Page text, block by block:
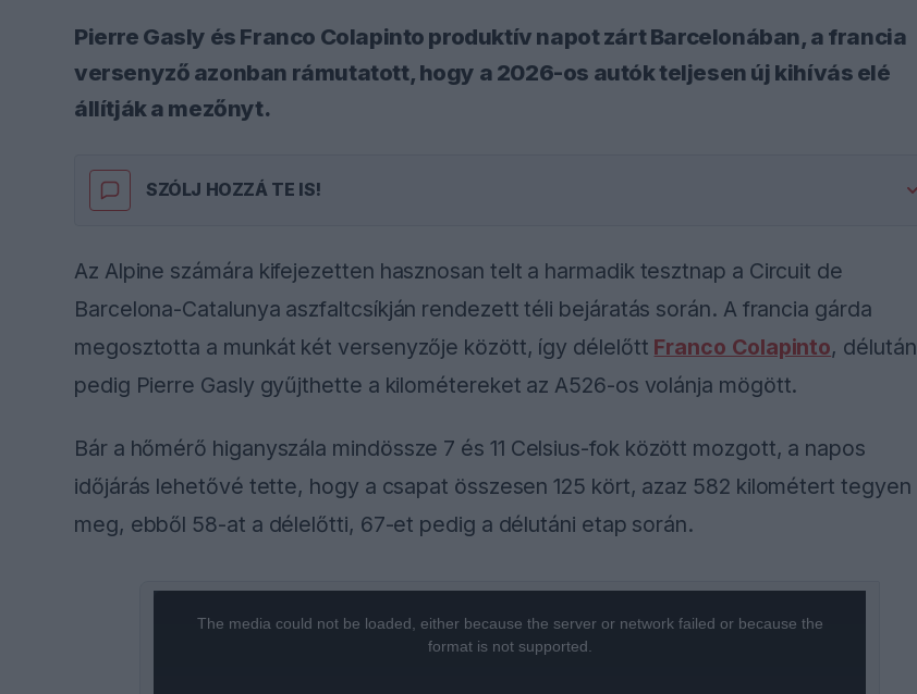
Pierre Gasly és Franco Colapinto produktív napot zárt Barcelonában, a francia
versenyző azonban rámutatott, hogy a 2026-os autók teljesen új kihívás elé
állítják a mezőnyt.
SZÓLJ HOZZÁ TE IS!
Az Alpine számára kifejezetten hasznosan telt a harmadik tesztnap a Circuit de
Barcelona-Catalunya aszfaltcsíkján rendezett téli bejáratás során. A francia gárda
megosztotta a munkát két versenyzője között, így délelőtt Franco Colapinto, délután
pedig Pierre Gasly gyűjthette a kilométereket az A526-os volánja mögött.
Bár a hőmérő higanyszála mindössze 7 és 11 Celsius-fok között mozgott, a napos
időjárás lehetővé tette, hogy a csapat összesen 125 kört, azaz 582 kilométert tegyen
meg, ebből 58-at a délelőtti, 67-et pedig a délutáni etap során.
The media could not be loaded, either because the server or network failed or because the
format is not supported.